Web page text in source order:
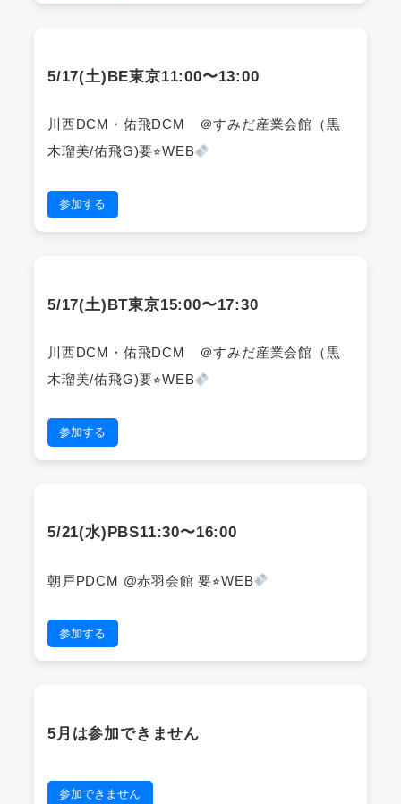
5/17(土)BE東京11:00〜13:00
川西DCM・佑飛DCM ＠すみだ産業会館（黒
木瑠美/佑飛G)要⭐︎WEB
参加する
5/17(土)BT東京15:00〜17:30
川西DCM・佑飛DCM ＠すみだ産業会館（黒
木瑠美/佑飛G)要⭐︎WEB
参加する
5/21(水)PBS11:30〜16:00
朝戸PDCM @赤羽会館 要⭐︎WEB
参加する
5月は参加できません
参加できません